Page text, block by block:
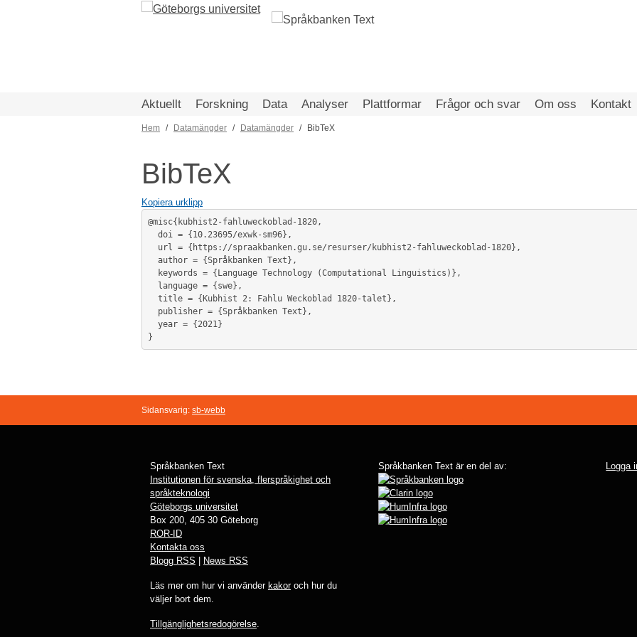
Aktuellt Forskning Data Analyser Plattformar Frågor och svar Om oss Kontakt
Länkstig
Hem Datamängder Datamängder BibTeX
BibTeX
Kopiera urklipp
@misc{kubhist2-fahluweckoblad-1820,
}
Sidansvarig: sb-webb
Språkbanken Text
Institutionen för svenska, flerspråkighet och
språkteknologi
Göteborgs universitet
Box 200, 405 30 Göteborg
ROR-ID
Kontakta oss
Blogg RSS
News RSS
Läs mer om hur vi använder kakoroch hur du
väljer bort dem.
Tillgänglighetsredogörelse.
Språkbanken Text är en del av: Logga